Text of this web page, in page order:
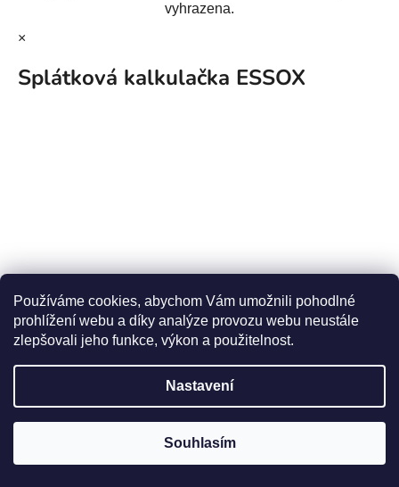
Používáme cookies, abychom Vám umožnili pohodlné
prohlížení webu a díky analýze provozu webu neustále
zlepšovali jeho funkce, výkon a použitelnost.
Nastavení
Souhlasím
vyhrazena.
×
Splátková kalkulačka ESSOX